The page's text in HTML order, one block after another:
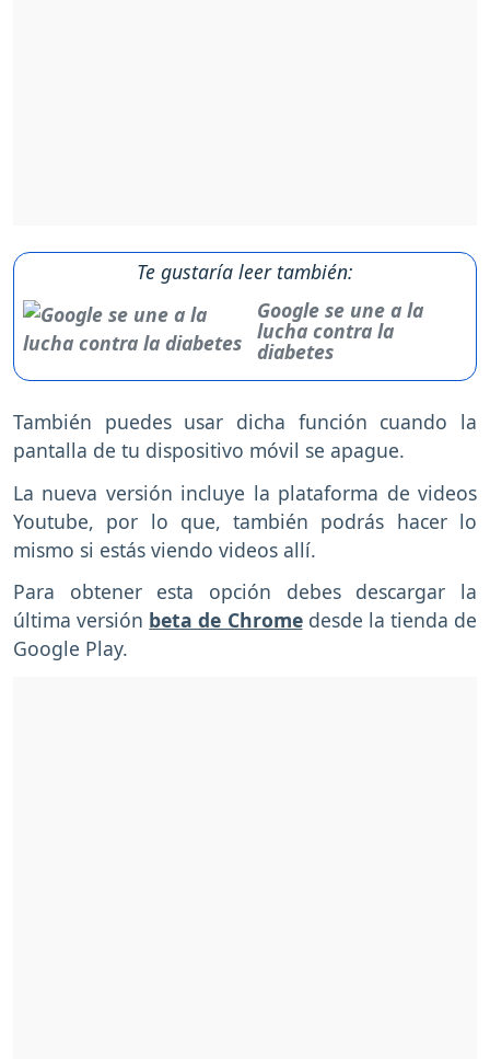
Te gustaría leer también:
Google se une a la
lucha contra la
diabetes
También puedes usar dicha función cuando la
pantalla de tu dispositivo móvil se apague.
La nueva versión incluye la plataforma de videos
Youtube, por lo que, también podrás hacer lo
mismo si estás viendo videos allí.
Para obtener esta opción debes descargar la
última versión beta de Chromedesde la tienda de
Google Play.